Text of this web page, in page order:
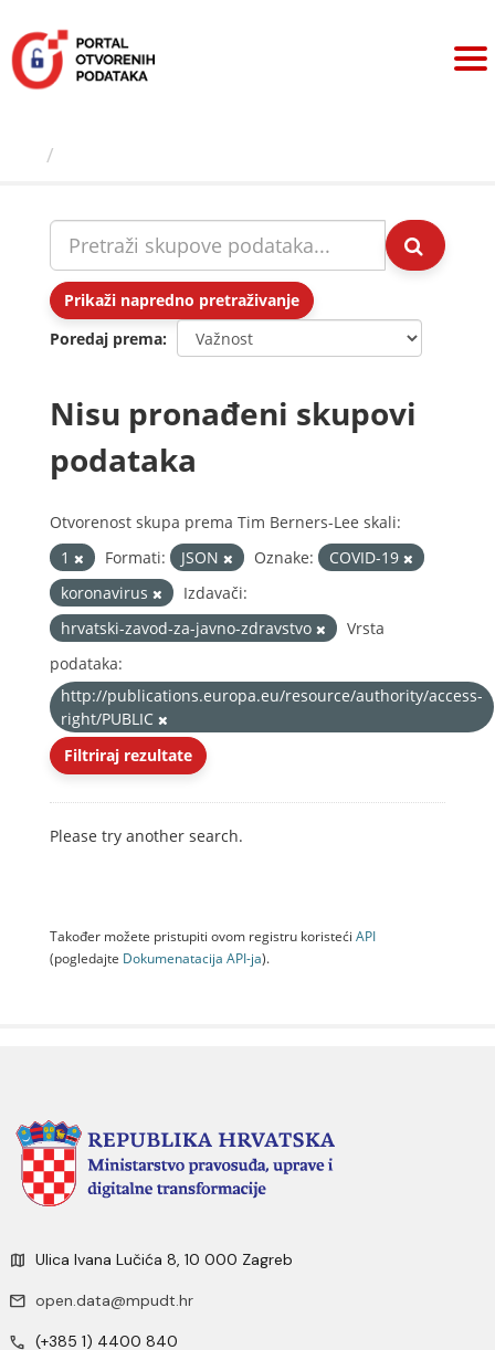
sadržaj
Prikaži napredno pretraživanje
Poredaj prema
Nisu pronađeni skupovi
podataka
Otvorenost skupa prema Tim Berners-Lee skali:
1
Formati: JSON Oznake:
COVID-19
koronavirus
Izdavači:
hrvatski-zavod-za-javno-zdravstvo
Vrsta
podataka:
http://publications.europa.eu/resource/authority/access-
right/PUBLIC
Filtriraj rezultate
Please try another search.
Također možete pristupiti ovom registru koristeći API
(pogledajte Dokumenаtаcijа API-jа).